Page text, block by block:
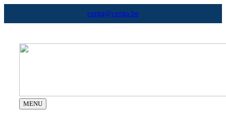
content
cerga@cerga.be
MENU